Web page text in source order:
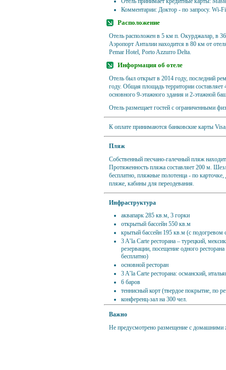
Комментарии: Доктор - по запросу. Wi-
Расположение
Отель расположен в 5 км п. Окурджалар, в
Аэропорт Анталии находится в 80 км от
Pemar Hotel, Porto Azzurro Delta.
Информация об отеле
Отель был открыт в 2014 году, последний
году. Общая площадь территории
основного 9-этажного здания и 2-этажной
Отель размещает гостей с ограниченными
К оплате принимаются банковские карты
Пляж
Собственный песчано-галечный пляж
Протяженность пляжа составляет 200 м.
бесплатно, пляжные полотенца - по карточке,
пляже, кабины для переодевания.
Инфраструктура
аквапарк 285 кв.м, 3 горки
открытый бассейн 550 кв.м
крытый бассейн 195 кв.м (с подогревом
3 A’la Carte ресторана – турецкий,
резервации, посещение одного
бесплатно)
основной ресторан
3 A’la Carte ресторана: османский,
6 баров
теннисный корт (твердое покрытие, по
конференц-зал на 300 чел.
Важно
Не предусмотрено размещение с